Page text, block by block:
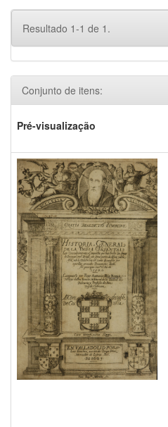
Resultado 1-1 de 1.
Conjunto de itens:
Pré-visualização